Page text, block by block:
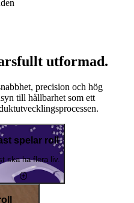
utformad.
precision och hög
till hållbarhet som ett
spelar roll
ska ha flera liv.